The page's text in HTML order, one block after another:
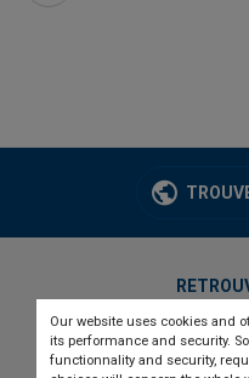
Our website uses cookies and
its performance and security.
functionnality and security,